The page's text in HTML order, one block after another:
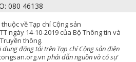
080 46138
về Tạp chí Cộng sản
ngày 14-10-2019 của Bộ Thông tin và
Truyền thông.
đăng tải trên Tạp chí Cộng sản điện
phải dẫn nguồn và có sự